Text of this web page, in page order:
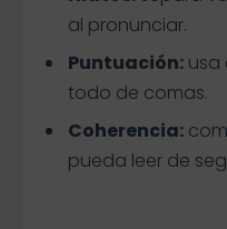
al pronunciar.
Puntuación:usa
todo de comas.
Coherencia:
pueda leer de